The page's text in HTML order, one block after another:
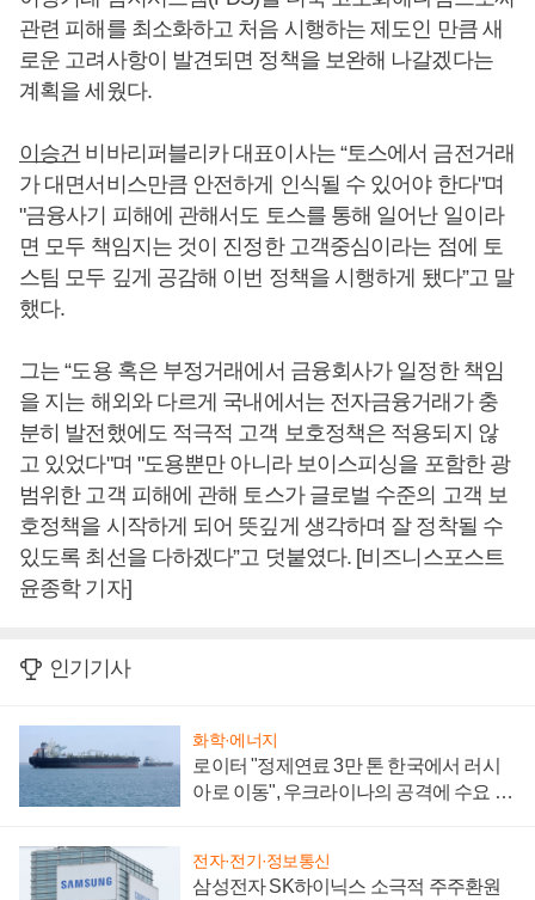
관련 피해를 최소화하고 처음 시행하는 제도인 만큼 새
로운 고려사항이 발견되면 정책을 보완해 나갈겠다는
계획을 세웠다.
이승건 비바리퍼블리카 대표이사는 “토스에서 금전거래
가 대면서비스만큼 안전하게 인식될 수 있어야 한다"며
"금융사기 피해에 관해서도 토스를 통해 일어난 일이라
면 모두 책임지는 것이 진정한 고객중심이라는 점에 토
스팀 모두 깊게 공감해 이번 정책을 시행하게 됐다”고 말
했다.
그는 “도용 혹은 부정거래에서 금융회사가 일정한 책임
을 지는 해외와 다르게 국내에서는 전자금융거래가 충
분히 발전했에도 적극적 고객 보호정책은 적용되지 않
고 있었다"며 "도용뿐만 아니라 보이스피싱을 포함한 광
범위한 고객 피해에 관해 토스가 글로벌 수준의 고객 보
호정책을 시작하게 되어 뜻깊게 생각하며 잘 정착될 수
있도록 최선을 다하겠다”고 덧붙였다. [비즈니스포스트
윤종학 기자]
인기기사
화학·에너지
로이터 "정제연료 3만 톤 한국에서 러시
아로 이동", 우크라이나의 공격에 수요 늘
전자·전기·정보통신
삼성전자 SK하이닉스 소극적 주주환원